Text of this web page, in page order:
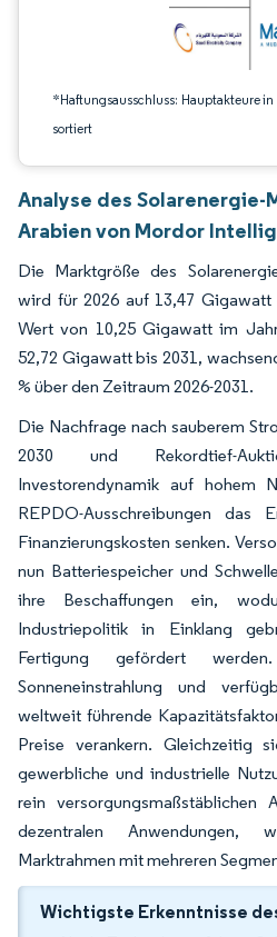
*Haftungsausschluss: Hauptakteure
sortiert
Analyse des Solarenergie-
Arabien von Mordor
Die Marktgröße des
wird für 2026 auf 13,47 Gigawatt
Wert von 10,25 Gigawatt im
52,72 Gigawatt bis 2031,
% über den Zeitraum 2026-2031.
Die Nachfrage nach sauberem
2030 und Rekordtief-
Investorendynamik auf hohem
REPDO-Ausschreibungen das
Finanzierungskosten senken.
nun Batteriespeicher und
ihre Beschaffungen ein,
Industriepolitik in Einklang
Fertigung gefördert
Sonneneinstrahlung und
weltweit führende
Preise verankern. Gleichzeitig
gewerbliche und industrielle
rein versorgungsmaßstäblichen
dezentralen Anwendungen,
Marktrahmen mit mehreren
Wichtigste Erkenntnisse